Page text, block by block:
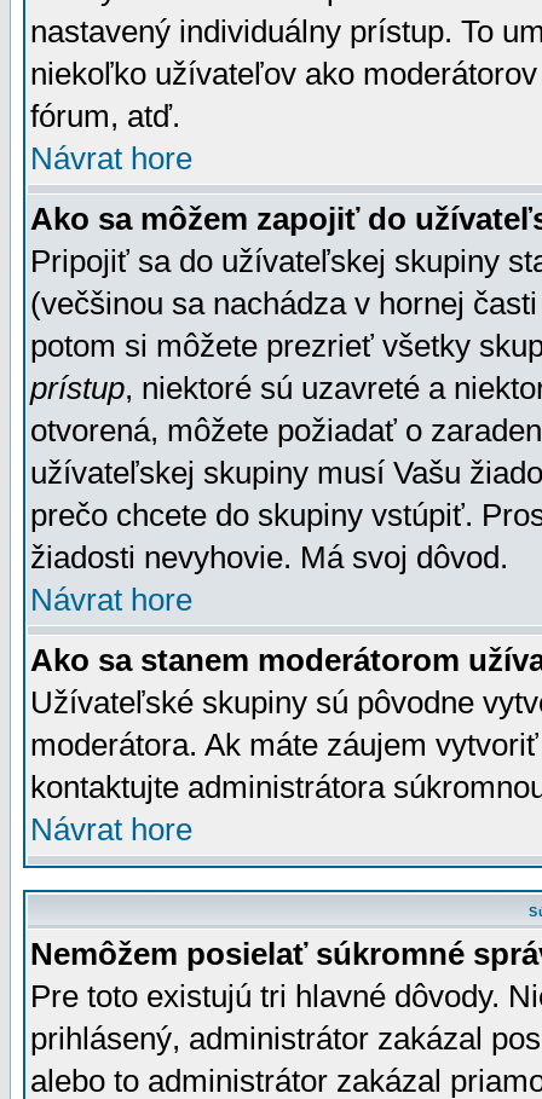
nastavený individuálny prístup. To
niekoľko užívateľov ako
fórum, atď.
Návrat hore
Ako sa môžem zapojiť do
Pripojiť sa do užívateľskej skupiny
(večšinou sa nachádza v hornej
potom si môžete prezrieť všetky
prístup, niektoré sú uzavreté a
otvorená, môžete požiadať o
užívateľskej skupiny musí Vašu
prečo chcete do skupiny vstúpiť.
žiadosti nevyhovie. Má svoj dôvod.
Návrat hore
Ako sa stanem moderátorom
Užívateľské skupiny sú pôvodne
moderátora. Ak máte záujem
kontaktujte administrátora
Návrat hore
Nemôžem posielať súkromné
Pre toto existujú tri hlavné dôvody.
prihlásený, administrátor zakázal
alebo to administrátor zakázal